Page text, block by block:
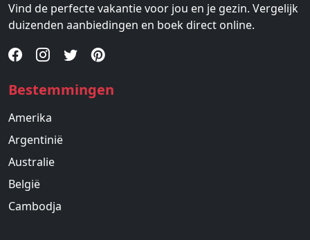
Vind de perfecte vakantie voor jou en je gezin. Vergelijk
duizenden aanbiedingen en boek direct online.
Bestemmingen
Amerika
Argentinië
Australie
België
Cambodja